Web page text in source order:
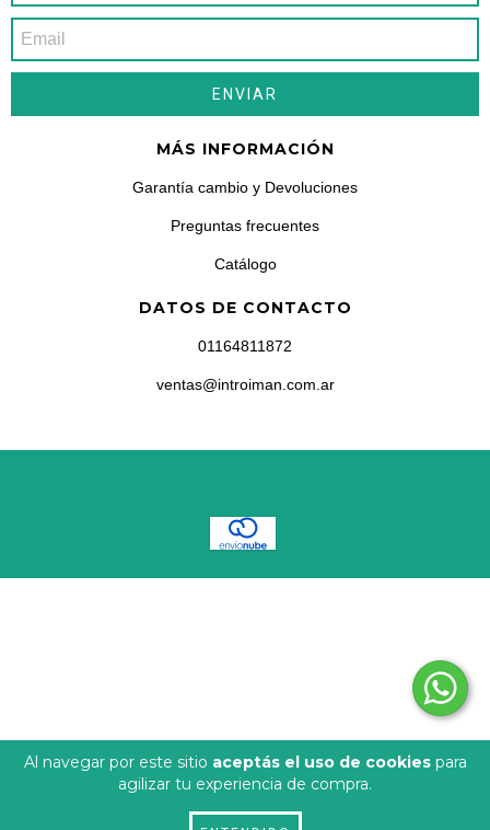
Al navegar por este sitio aceptás el uso de cookiespara
agilizar tu experiencia de compra.
MÁS INFORMACIÓN
Garantía cambio y Devoluciones
Preguntas frecuentes
Catálogo
DATOS DE CONTACTO
01164811872
ventas@introiman.com.ar
INGRESÁ